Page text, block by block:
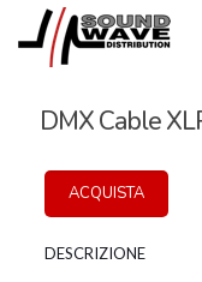
DMX Cable
ACQUISTA
DESCRIZIONE